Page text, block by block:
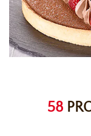
58